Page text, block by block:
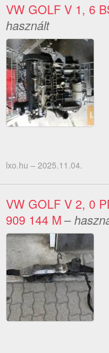
VW GOLF V 1, 6
használt
lxo.hu – 2025.11.04.
VW GOLF V 2, 0
909 144 M–